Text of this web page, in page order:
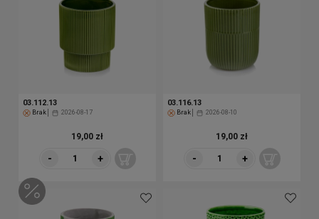
03.112.13
Brak 2026-08-17
19,00 zł
- +
03.116.13
Brak 2026-08-10
19,00 zł
- +